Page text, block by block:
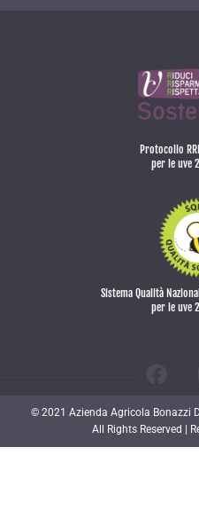
Protocollo
per le uve
Sistema Qualità
per le uve
© 2021 Azienda Agricola Bonazzi
All Rights Reserved |